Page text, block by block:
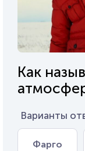
Как
Варианты
Фарго